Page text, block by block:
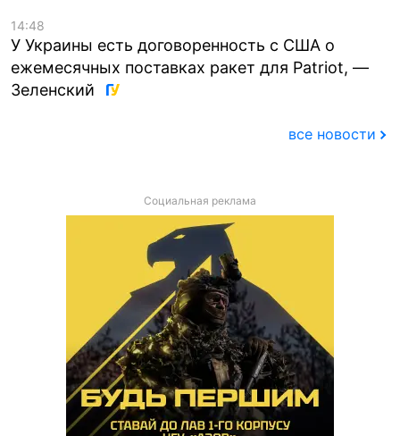
14:48
У Украины есть договоренность с США о
ежемесячных поставках ракет для Patriot, —
Зеленский
все новости
Социальная реклама